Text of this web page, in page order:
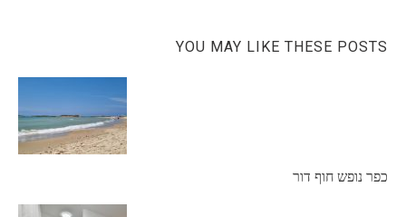
YOU MAY LIKE THESE POSTS
כפר נופש חוף דור